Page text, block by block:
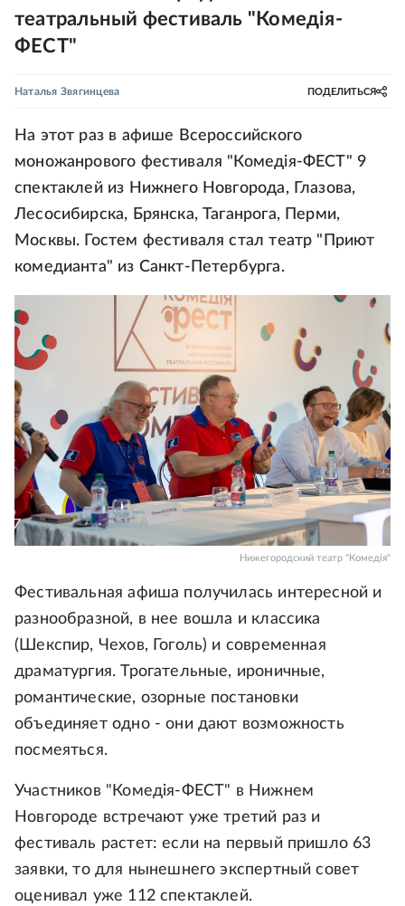
театральный фестиваль "Комедiя-
ФЕСТ"
Наталья Звягинцева ПОДЕЛИТЬСЯ
На этот раз в афише Всероссийского
моножанрового фестиваля "Комедiя-ФЕСТ" 9
спектаклей из Нижнего Новгорода, Глазова,
Лесосибирска, Брянска, Таганрога, Перми,
Москвы. Гостем фестиваля стал театр "Приют
комедианта" из Санкт-Петербурга.
Нижегородский театр "Комедiя"
Фестивальная афиша получилась интересной и
разнообразной, в нее вошла и классика
(Шекспир, Чехов, Гоголь) и современная
драматургия. Трогательные, ироничные,
романтические, озорные постановки
объединяет одно - они дают возможность
посмеяться.
Участников "Комедiя-ФЕСТ" в Нижнем
Новгороде встречают уже третий раз и
фестиваль растет: если на первый пришло 63
заявки, то для нынешнего экспертный совет
оценивал уже 112 спектаклей.